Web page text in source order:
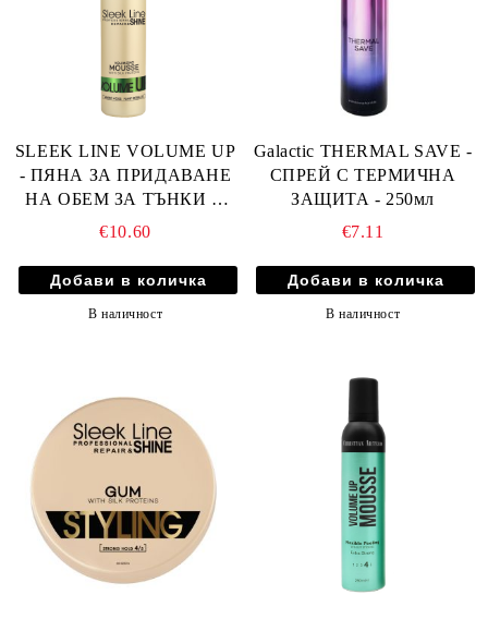
SLEEK LINE VOLUME UP
- ПЯНА ЗА ПРИДАВАНЕ
НА ОБЕМ ЗА ТЪНКИ И
БЕЗЖИЗНЕНИ КОСИ,
КОПРИНЕНИ
ПРОТЕИНИ,
АМИНОКИСЕЛИНИ И
€10.60
В наличност
Galactic THERMAL SAVE -
СПРЕЙ С ТЕРМИЧНА
ЗАЩИТА - 250мл
€7.11
В наличност